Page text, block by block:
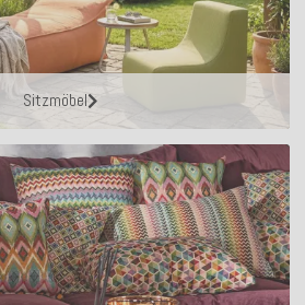
Sitzmöbel